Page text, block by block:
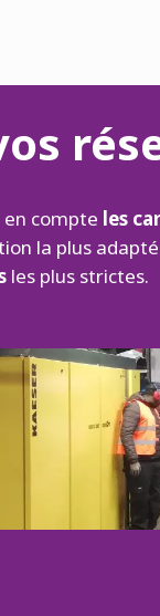
compte les
la plus
les plus strictes.